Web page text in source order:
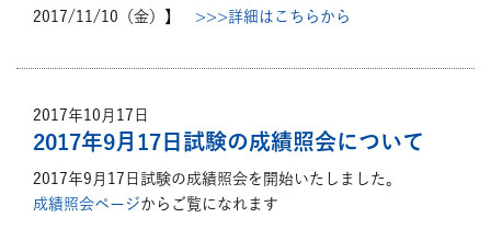
2017/11/10（金）】 >>>詳細はこちらから
2017年10月17日
2017年9月17日試験の成績照会について
2017年9月17日試験の成績照会を開始いたしました。
成績照会ページからご覧になれます